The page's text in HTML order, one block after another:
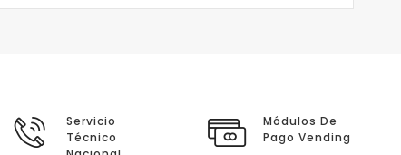
Servicio
Técnico
Módulos De
Pago Vending